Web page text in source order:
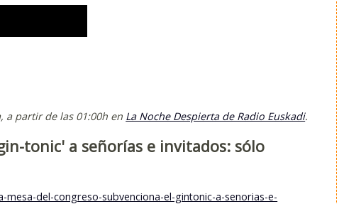
a partir de las 01:00h en La Noche Despierta de Radio Euskadi.
tonic' a señorías e invitados: sólo
del-congreso-subvenciona-el-gintonic-a-senorias-e-